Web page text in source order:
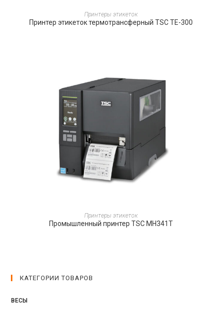
ПОДРОБНЕЕ
Принтеры этикеток
Принтер этикеток термотрансферный TSC TE-300
ПОДРОБНЕЕ
Принтеры этикеток
Промышленный принтер TSC MH341T
КАТЕГОРИИ ТОВАРОВ
ВЕСЫ